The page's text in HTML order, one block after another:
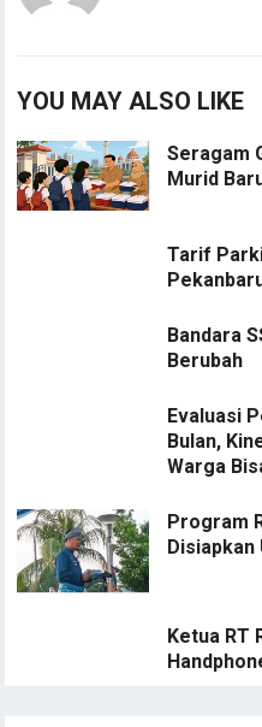
YOU MAY ALSO LIKE
Seragam
Murid
Tarif
Bandara
Berubah
Evaluasi
Bulan,
Warga
Program
Disiapkan
Ketua RT